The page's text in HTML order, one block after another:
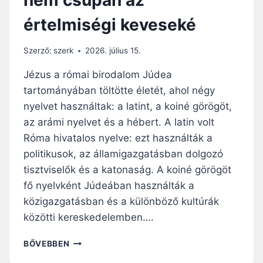
M
P
N
I
I
C
U
M
H
O
Z
V
L
Ó
értelmiségi keveseké
Szerző: szerk 2026. július 15.
Jézus a római birodalom Júdea
tartományában töltötte életét, ahol négy
nyelvet használtak: a latint, a koiné görögöt,
az arámi nyelvet és a hébert. A latin volt
Róma hivatalos nyelve: ezt használták a
politikusok, az államigazgatásban dolgozó
tisztviselők és a katonaság. A koiné görögöt
fő nyelvként Júdeában használták a
közigazgatásban és a különböző kultúrák
közötti kereskedelemben….
BŐVEBBEN